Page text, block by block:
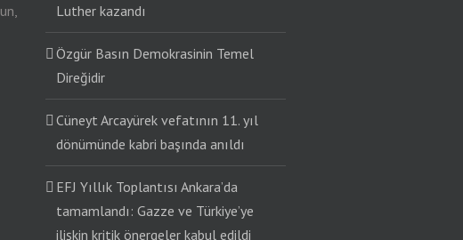
Luther kazandı
Özgür Basın Demokrasinin Temel
Direğidir
Cüneyt Arcayürek vefatının 11. yıl
dönümünde kabri başında anıldı
EFJ Yıllık Toplantısı Ankara’da
tamamlandı: Gazze ve Türkiye’ye
ilişkin kritik önergeler kabul edildi